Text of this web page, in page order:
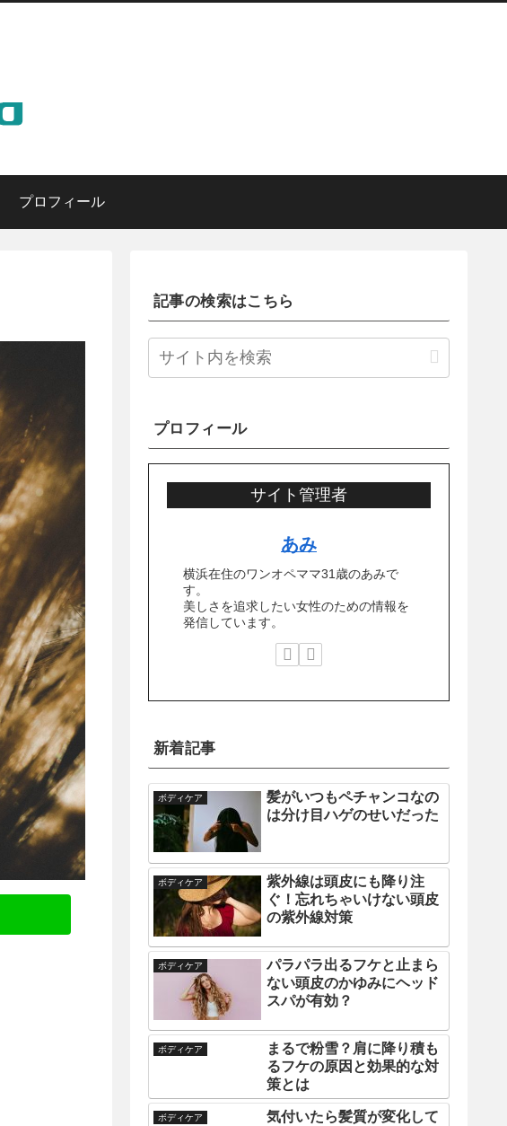
プロフィール
記事の検索はこちら
プロフィール
サイト管理者
あみ
横浜在住のワンオペママ31歳のあみで
す。
美しさを追求したい女性のための情報を
発信しています。
新着記事
ボディケア
髪がいつもペチャンコなの
は分け目ハゲのせいだった
ボディケア
紫外線は頭皮にも降り注
ぐ！忘れちゃいけない頭皮
の紫外線対策
ボディケア
パラパラ出るフケと止まら
ない頭皮のかゆみにヘッド
スパが有効？
ボディケア
まるで粉雪？肩に降り積も
るフケの原因と効果的な対
策とは
ボディケア
気付いたら髪質が変化して